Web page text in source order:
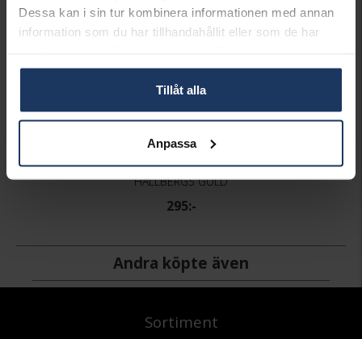
Dessa kan i sin tur kombinera informationen med annan
information som du har tillhandahållit eller som de har
Tillåt alla
Anpassa
Armband i äkta silver
HALLBERGS GULD
295:-
Andra köpte även
Sortiment